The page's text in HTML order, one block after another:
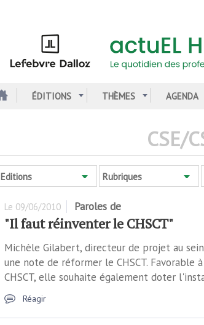
ÉDITIONS THÈMES AGENDA
CSE/
Editions Rubriques
Le 09/06/2010 Paroles de
"Il faut réinventer le CHSCT"
Michèle Gilabert, directeur de projet au
une note de réformer le CHSCT. Favorable
CHSCT, elle souhaite également doter
Réagir